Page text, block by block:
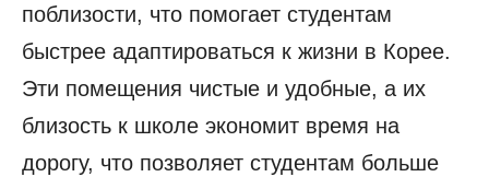
поблизости, что помогает студентам
быстрее адаптироваться к жизни в Корее.
Эти помещения чистые и удобные, а их
близость к школе экономит время на
дорогу, что позволяет студентам больше